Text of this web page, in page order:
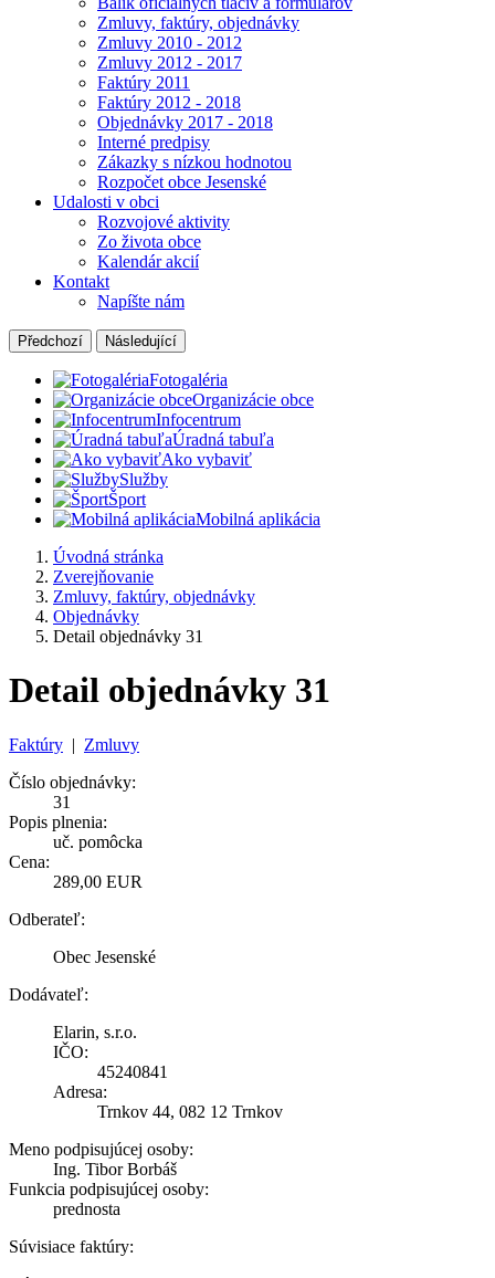
Zmluvy, faktúry, objednávky
Zmluvy 2010 - 2012
Zmluvy 2012 - 2017
Faktúry 2011
Faktúry 2012 - 2018
Objednávky 2017 - 2018
Interné predpisy
Zákazky s nízkou hodnotou
Rozpočet obce Jesenské
Udalosti v obci
Rozvojové aktivity
Zo života obce
Kalendár akcií
Kontakt
Napíšte nám
Předchozí Následující
Fotogaléria
Organizácie obce
Infocentrum
Úradná tabuľa
Ako vybaviť
Služby
Šport
Mobilná aplikácia
Úvodná stránka
Zverejňovanie
Zmluvy, faktúry, objednávky
Objednávky
Detail objednávky 31
Detail objednávky 31
Faktúry | Zmluvy
Číslo objednávky:
31
Popis plnenia:
uč. pomôcka
Cena:
289,00 EUR
Odberateľ:
Obec Jesenské
Dodávateľ:
Elarin, s.r.o.
IČO:
45240841
Adresa:
Trnkov 44, 082 12 Trnkov
Meno podpisujúcej osoby:
Ing. Tibor Borbáš
Funkcia podpisujúcej osoby:
prednosta
Súvisiace faktúry: